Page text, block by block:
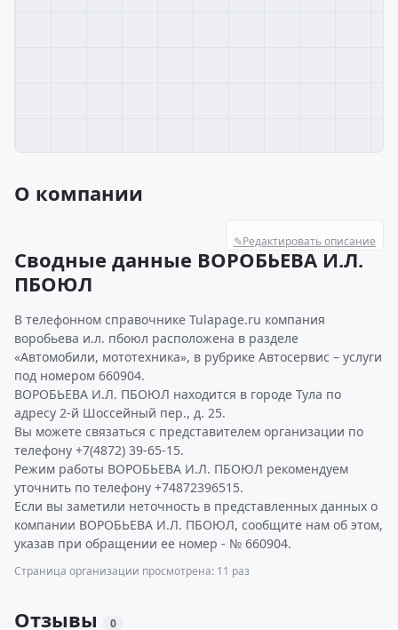
О компании
✎Редактировать описание
Сводные данные ВОРОБЬЕВА И.Л.
ПБОЮЛ
В телефонном справочнике Tulapage.ru компания
воробьева и.л. пбоюл расположена в разделе
«Автомобили, мототехника», в рубрике Автосервис – услуги
под номером 660904.
ВОРОБЬЕВА И.Л. ПБОЮЛ находится в городе Тула по
адресу 2-й Шоссейный пер., д. 25.
Вы можете связаться с представителем организации по
телефону +7(4872) 39-65-15.
Режим работы ВОРОБЬЕВА И.Л. ПБОЮЛ рекомендуем
уточнить по телефону +74872396515.
Если вы заметили неточность в представленных данных о
компании ВОРОБЬЕВА И.Л. ПБОЮЛ, сообщите нам об этом,
указав при обращении ее номер - № 660904.
Страница организации просмотрена: 11 раз
Отзывы 0